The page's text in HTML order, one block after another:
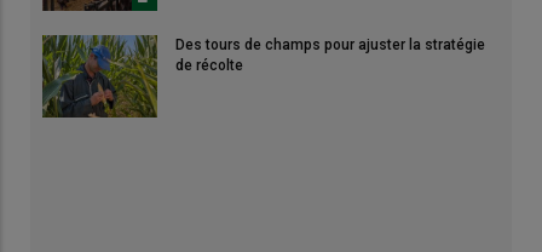
Des tours de champs pour ajuster la stratégie
de récolte